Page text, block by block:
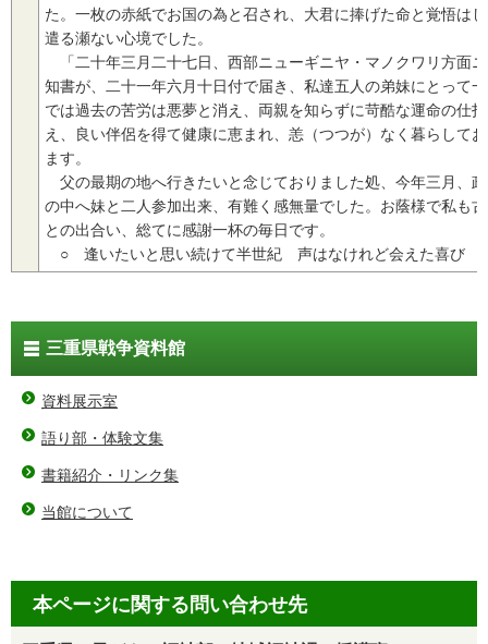
た。一枚の赤紙でお国の為と召され、大君に捧げた命と覚悟は
遣る瀬ない心境でした。
「二十年三月二十七日、西部ニューギニヤ・マノクワリ方面
知書が、二十一年六月十日付で届き、私達五人の弟妹にとって
では過去の苦労は悪夢と消え、両親を知らずに苛酷な運命の仕
え、良い伴侶を得て健康に恵まれ、恙（つつが）なく暮らして
ます。
父の最期の地へ行きたいと念じておりました処、今年三月、
の中へ妹と二人参加出来、有難く感無量でした。お蔭様で私も
との出合い、総てに感謝一杯の毎日です。
○ 逢いたいと思い続けて半世紀 声はなけれど会えた喜び
三重県戦争資料館
資料展示室
語り部・体験文集
書籍紹介・リンク集
当館について
本ページに関する問い合わせ先